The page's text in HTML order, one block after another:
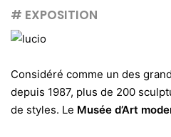
# EXPOSITION
Considéré comme un des
depuis 1987, plus de 200
de styles. Le Musée d’Art